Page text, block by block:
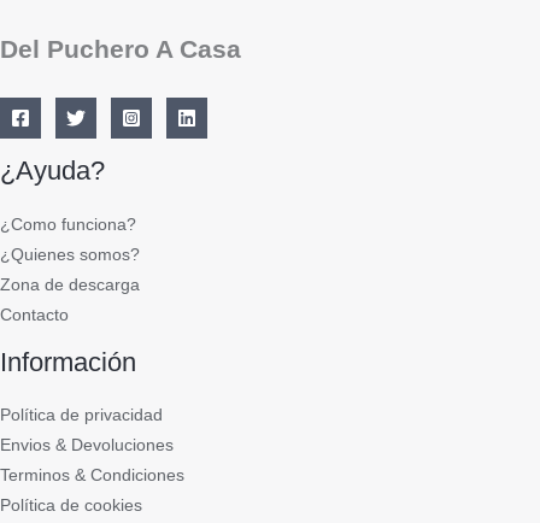
Del Puchero A Casa
¿Ayuda?
¿Como funciona?
¿Quienes somos?
Zona de descarga
Contacto
Información
Política de privacidad
Envios & Devoluciones
Terminos & Condiciones
Política de cookies